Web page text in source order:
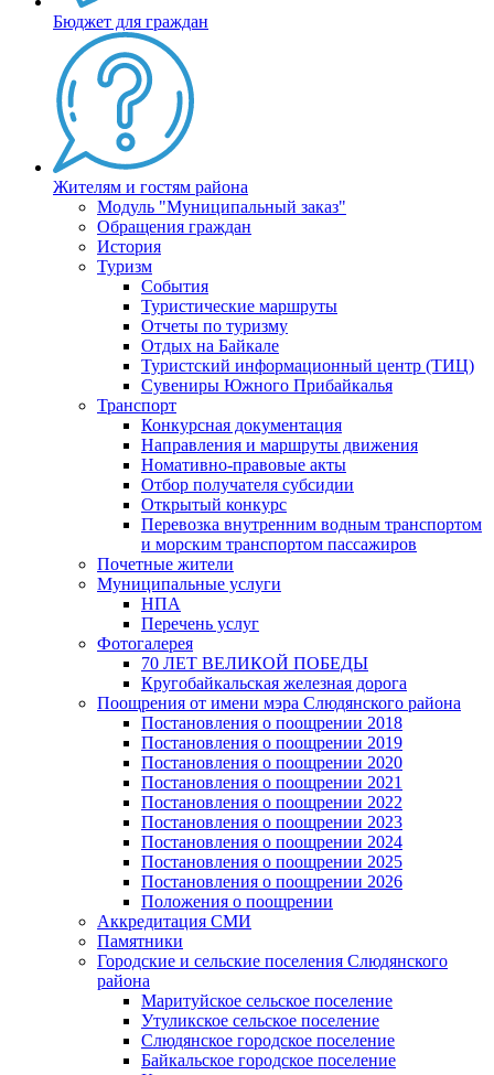
Бюджет для граждан
Жителям и гостям района
Модуль "Муниципальный заказ"
Обращения граждан
История
Туризм
События
Туристические маршруты
Отчеты по туризму
Отдых на Байкале
Туристский информационный центр (ТИЦ)
Сувениры Южного Прибайкалья
Транспорт
Конкурсная документация
Направления и маршруты движения
Номативно-правовые акты
Отбор получателя субсидии
Открытый конкурс
Перевозка внутренним водным транспортом
и морским транспортом пассажиров
Почетные жители
Муниципальные услуги
НПА
Перечень услуг
Фотогалерея
70 ЛЕТ ВЕЛИКОЙ ПОБЕДЫ
Кругобайкальская железная дорога
Поощрения от имени мэра Слюдянского района
Постановления о поощрении 2018
Постановления о поощрении 2019
Постановления о поощрении 2020
Постановления о поощрении 2021
Постановления о поощрении 2022
Постановления о поощрении 2023
Постановления о поощрении 2024
Постановления о поощрении 2025
Постановления о поощрении 2026
Положения о поощрении
Аккредитация СМИ
Памятники
Городские и сельские поселения Слюдянского
района
Маритуйское сельское поселение
Утуликское сельское поселение
Слюдянское городское поселение
Байкальское городское поселение